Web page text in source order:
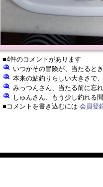
■4件のコメントがあります
いつかその冒険が、当たると
本来の鮎釣りらしい大きさで
みっつんさん、当たる前に忘
しゅんさん、もう少し釣れる
■コメントを書き込むには 会員登